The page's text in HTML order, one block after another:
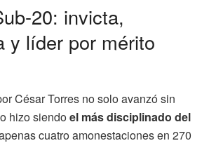
20: invicta,
y líder por mérito
César Torres no solo avanzó sin
hizo siendoel más disciplinado del
cuatro amonestaciones en 270